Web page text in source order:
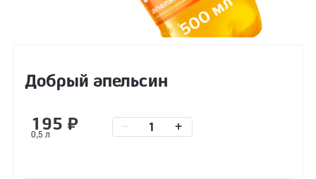
Добрый апельсин
195 ₽
0,5 л
+